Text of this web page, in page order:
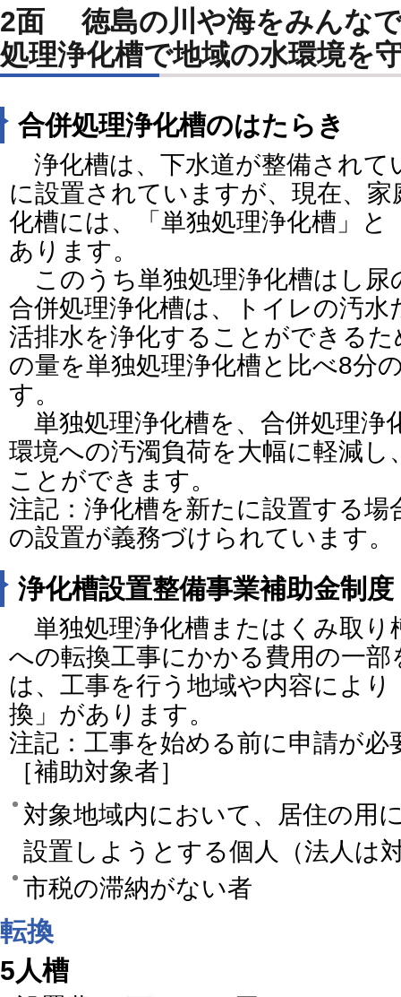
2面 徳島の川や海をみんな
処理浄化槽で地域の水環境を
合併処理浄化槽のはたらき
浄化槽は、下水道が整備されて
に設置されていますが、現在、
化槽には、「単独処理浄化槽」と
あります。
このうち単独処理浄化槽はし尿
合併処理浄化槽は、トイレの汚
活排水を浄化することができる
の量を単独処理浄化槽と比べ8分
す。
単独処理浄化槽を、合併処理浄
環境への汚濁負荷を大幅に軽減し
ことができます。
注記：浄化槽を新たに設置する場
の設置が義務づけられています。
浄化槽設置整備事業補助金制度
単独処理浄化槽またはくみ取り
への転換工事にかかる費用の一
は、工事を行う地域や内容により
換」があります。
注記：工事を始める前に申請が必
［補助対象者］
対象地域内において、居住の用
設置しようとする個人（法人は
市税の滞納がない者
転換
5人槽